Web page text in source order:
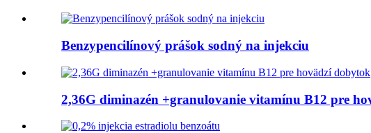
Benzypencilínový prášok sodný na injekciu
2,36G diminazén +granulovanie vitamínu B12 pre